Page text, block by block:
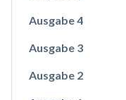
Ausgabe 4
Ausgabe 3
Ausgabe 2